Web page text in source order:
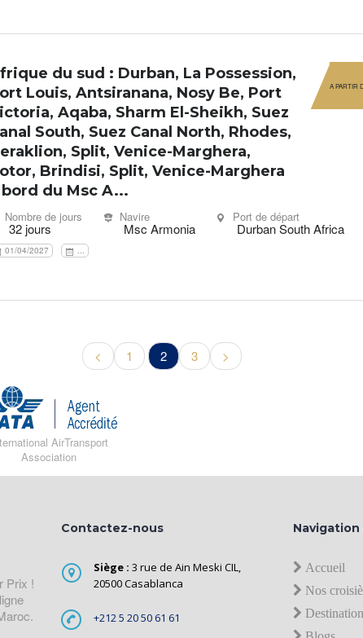
A PARTIR
du sud : Durban, La Possession,
Louis, Antsiranana, Nosy Be, Port
Aqaba, Sharm El-Sheikh, Suez
South, Suez Canal North, Rhodes,
Split, Venice-Marghera,
Brindisi, Split, Venice-Marghera
bord du Msc A...
Nombre de jours
32 jours
Navire
Msc Armonia
Port de départ
Durban South Africa
01/04/2027 ...
< 1 2 3 >
AirTransport
Association
Prix !
Contactez-nous
Siège : 3 rue de Ain Meski CIL,
20500 Casablanca
+212 5 20 50 61 61
Navigation
Accueil
Nos